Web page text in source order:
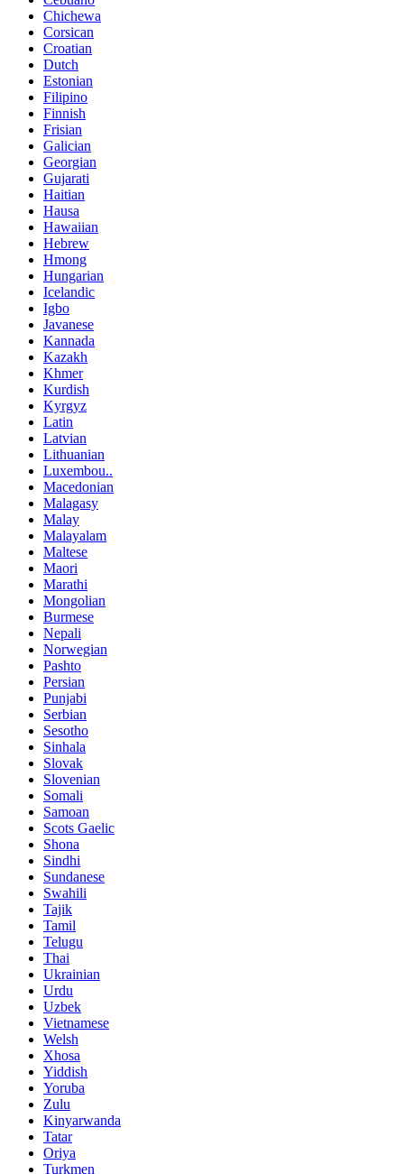
Chichewa
Corsican
Croatian
Dutch
Estonian
Filipino
Finnish
Frisian
Galician
Georgian
Gujarati
Haitian
Hausa
Hawaiian
Hebrew
Hmong
Hungarian
Icelandic
Igbo
Javanese
Kannada
Kazakh
Khmer
Kurdish
Kyrgyz
Latin
Latvian
Lithuanian
Luxembou..
Macedonian
Malagasy
Malay
Malayalam
Maltese
Maori
Marathi
Mongolian
Burmese
Nepali
Norwegian
Pashto
Persian
Punjabi
Serbian
Sesotho
Sinhala
Slovak
Slovenian
Somali
Samoan
Scots Gaelic
Shona
Sindhi
Sundanese
Swahili
Tajik
Tamil
Telugu
Thai
Ukrainian
Urdu
Uzbek
Vietnamese
Welsh
Xhosa
Yiddish
Yoruba
Zulu
Kinyarwanda
Tatar
Oriya
Turkmen